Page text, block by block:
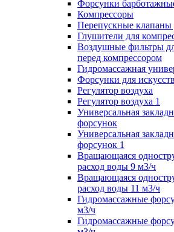
Форсунки
Компрессоры
Перепускные клапаны
Глушители для
Воздушные фильтры
перед компрессором
Гидромассажная
Форсунки для
Регулятор воздуха
Регулятор воздуха 1
Универсальная
форсунок
Универсальная
форсунок 1
Вращающаяся
расход воды 9 м3/ч
Вращающаяся
расход воды 11 м3/ч
Гидромассажные
м3/ч
Гидромассажные